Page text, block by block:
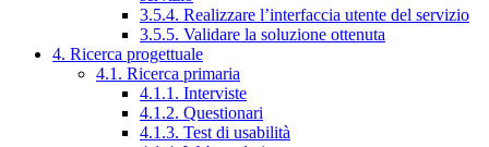
3.5.4. Realizzare l’interfaccia utente del servizio
3.5.5. Validare la soluzione ottenuta
4. Ricerca progettuale
4.1. Ricerca primaria
4.1.1. Interviste
4.1.2. Questionari
4.1.3. Test di usabilità